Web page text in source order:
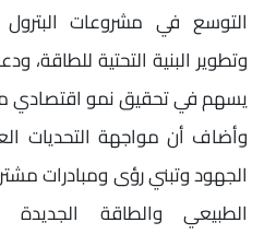
التوسع في مشروعات البترول
وتطوير البنية التحتية للطاقة،
يسهم في تحقيق نمو اقتصادي
وأضاف أن مواجهة التحديات
الجهود وتبني رؤى ومبادرات
الطبيعي والطاقة